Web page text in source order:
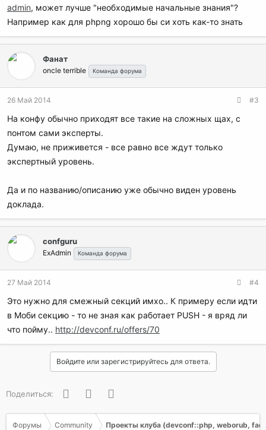
admin, может лучше "необходимые начальные знания"?
Например как для phpng хорошо бы си хоть как-то знать
Фанат
oncle terrible Команда форума
26 Май 2014 #3
На конфу обычно приходят все такие на сложных щах, с
понтом сами эксперты.
Думаю, не приживется - все равно все ждут только
экспертный уровень.
Да и по названию/описанию уже обычно виден уровень
доклада.
confguru
ExAdmin Команда форума
27 Май 2014 #4
Это нужно для смежный секций имхо.. К примеру если идти
в Моби секцию - то не зная как работает PUSH - я вряд ли
что пойму.. http://devconf.ru/offers/70
Войдите или зарегистрируйтесь для ответа.
Поделиться: FacebookTwitter
Форумы Community Проекты клуба (devconf::php, weborub,